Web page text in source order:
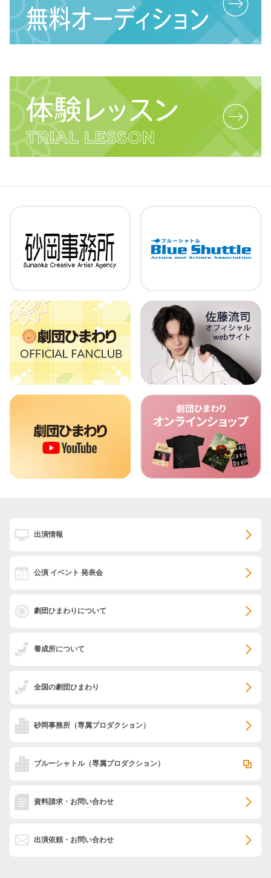
出演情報
公演 イベント 発表会
劇団ひまわりについて
養成所について
全国の劇団ひまわり
砂岡事務所 （専属プロダクション）
ブルーシャトル（専属プロダクション）
資料請求・お問い合わせ
出演依頼・お問い合わせ